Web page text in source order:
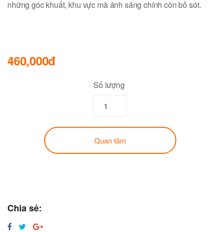
những góc khuất, khu vực mà ánh sáng chính còn bỏ sót.
460,000đ
Số lượng
Quan tâm
Chia sẻ: